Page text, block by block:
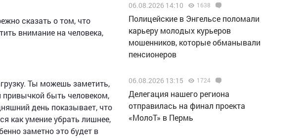
сказать о том, что
внимание на человека,
Ты можешь заметить,
привычкой быть человеком,
день показывает, что
как умение убрать лишнее,
заметно это будет в
06.08.2026 14:10 1638
Полицейские в Энгельсе поломали
карьеру молодых курьеров
мошенников, которые обманывали
пенсионеров
06.08.2026 13:15 1724
Делегация нашего региона
отправилась на финал проекта
«МолоТ» в Пермь